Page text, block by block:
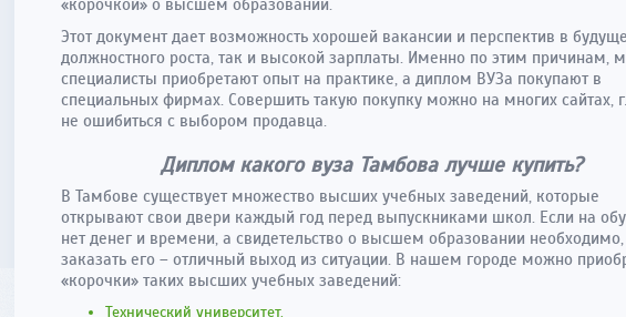
«корочкой» о высшем образовании.
Этот документ дает возможность хорошей вакансии и перспектив в
должностного роста, так и высокой зарплаты. Именно по этим причинам,
специалисты приобретают опыт на практике, а диплом ВУЗа покупают в
специальных фирмах. Совершить такую покупку можно на многих сайтах,
не ошибиться с выбором продавца.
Диплом какого вуза Тамбова лучше купить?
В Тамбове существует множество высших учебных заведений, которые
открывают свои двери каждый год перед выпускниками школ. Если на
нет денег и времени, а свидетельство о высшем образовании необходимо,
заказать его – отличный выход из ситуации. В нашем городе можно
«корочки» таких высших учебных заведений:
Технический университет.